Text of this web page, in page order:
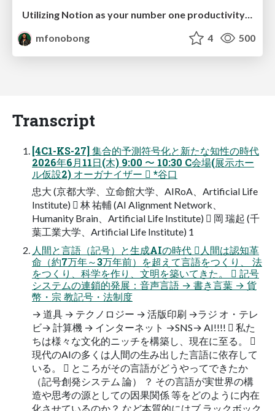
Utilizing Notion as your number one productivity tool
mfonobong
4 500
Transcript
[4C1-KS-27] 集合的予測符号化と新たな知性の時代
2026年6月11日(木) 9:00 〜 10:30 C会場(展示ホー
ル仮設2) オーガナイザー  *谷口
忠大 (京都大学、立命館大学、AIRoA、Artificial Life
Institute)  林 祐輔 (AI Alignment Network、
Humanity Brain、Artificial Life Institute)  岡 瑞起 (千
葉工業大学、Artificial Life Institute) 1
人間と言語（記号）と生成AIの時代 人間は認知革
命（約7万年～3万年前）を超えて言語をつくり、 法
をつくり、科学を作り、文明を築いてきた。  記号
システムの連鎖的発展：音声言語 → 書き言葉 → 貨
幣・宗 教記号・法制度
→ 道具 → テクノロジー → 活版印刷 →ラジ オ・テレ
ビ→ 計算機 → インターネット →SNS→ AI!!!!  私た
ちは様々な文化的ニッチを構築し、現在に至る。 
現代のAIの多くは人間の生み出した言語に依存して
いる。  ところがその言語がどうやってできたか
（記号創発システム 論） ？ その言語が実世界の構
造や思考の源としての因果関係 等をどのように内在
化させているのか？ など本質的にはブ ラックボック